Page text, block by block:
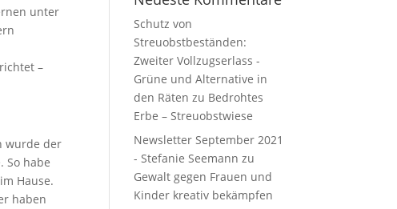
unter
–
wurde der
So habe
Hause.
haben
Schutz von
Streuobstbeständen:
Zweiter Vollzugserlass -
Grüne und Alternative in
den Räten zu Bedrohtes
Erbe – Streuobstwiese
Newsletter September 2021
- Stefanie Seemann zu
Gewalt gegen Frauen und
Kinder kreativ bekämpfen